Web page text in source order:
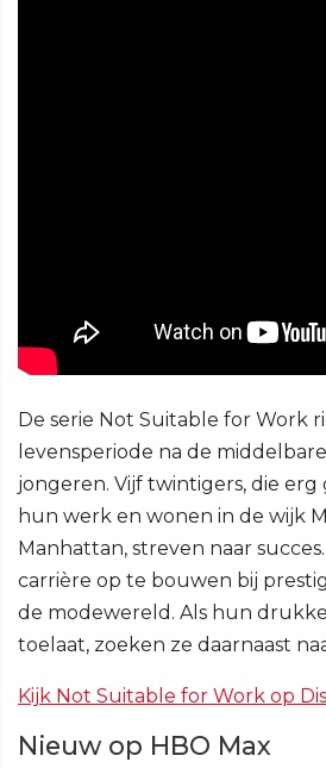
De serie Not Suitable for Work
levensperiode na de
jongeren. Vijf twintigers, die erg
hun werk en wonen in de wijk
Manhattan, streven naar
carrière op te bouwen bij
de modewereld. Als hun
toelaat, zoeken ze daarnaast
Kijk Not Suitable for Work op
Nieuw op HBO Max